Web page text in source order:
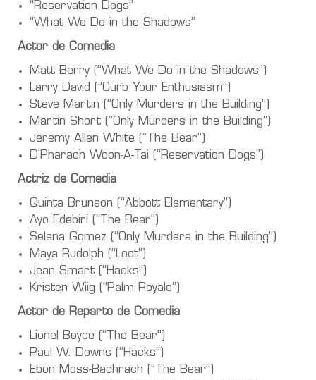
“Reservation Dogs”
“What We Do in the Shadows”
Actor de Comedia
Matt Berry (“What We Do in the Shadows”)
Larry David (“Curb Your Enthusiasm”)
Steve Martin (“Only Murders in the Building”)
Martin Short (“Only Murders in the Building”)
Jeremy Allen White (“The Bear”)
D’Pharaoh Woon-A-Tai (“Reservation Dogs”)
Actriz de Comedia
Quinta Brunson (“Abbott Elementary”)
Ayo Edebiri (“The Bear”)
Selena Gomez (“Only Murders in the Building”)
Maya Rudolph (“Loot”)
Jean Smart (“Hacks”)
Kristen Wiig (“Palm Royale”)
Actor de Reparto de Comedia
Lionel Boyce (“The Bear”)
Paul W. Downs (“Hacks”)
Ebon Moss-Bachrach (“The Bear”)